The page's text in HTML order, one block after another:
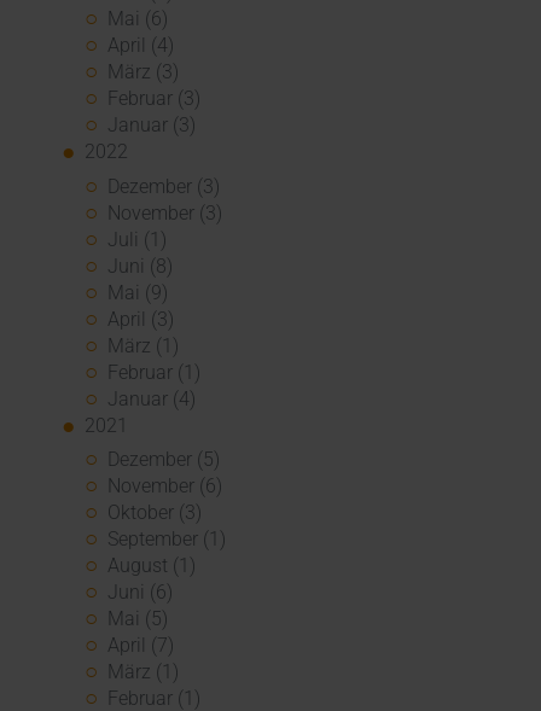
Mai (6)
April (4)
März (3)
Februar (3)
Januar (3)
2022
Dezember (3)
November (3)
Juli (1)
Juni (8)
Mai (9)
April (3)
März (1)
Februar (1)
Januar (4)
2021
Dezember (5)
November (6)
Oktober (3)
September (1)
August (1)
Juni (6)
Mai (5)
April (7)
März (1)
Februar (1)